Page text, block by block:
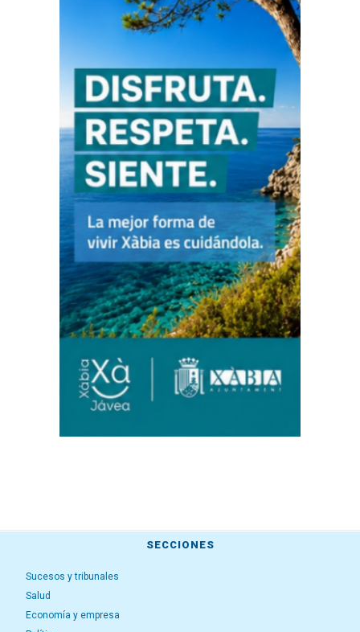
SECCIONES
Sucesos y tribunales
Salud
Economía y empresa